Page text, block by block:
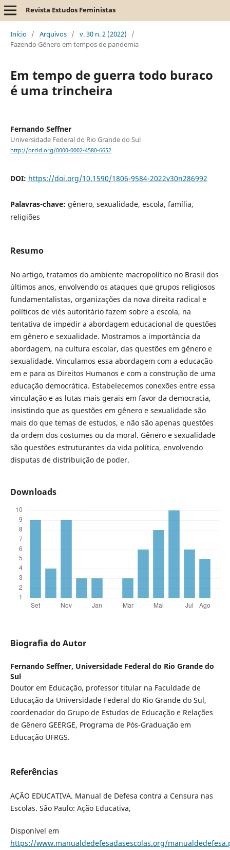
Revista Estudos Feministas
Início / Arquivos / v. 30 n. 2 (2022)
/
Fazendo Gênero em tempos de pandemia
Em tempo de guerra todo buraco
é uma trincheira
Fernando Seffner
Universidade Federal do Rio Grande do Sul
http://orcid.org/0000-0002-4580-6652
DOI: https://doi.org/10.1590/1806-9584-2022v30n286992
Palavras-chave: gênero, sexualidade, escola, família,
religiões
Resumo
No artigo, tratamos do ambiente macropolítico no Brasil dos
últimos anos, envolvendo os ataques que grupos religiosos
fundamentalistas, organizações da nova direita radical e
políticos de viés autoritário fazem sobre a escola, na
tentativa de impedir a abordagem educacional de questões
em gênero e sexualidade. Mostramos a importância da
abordagem, na cultura escolar, das questões em gênero e
sexualidade. Vinculamos essa abordagem com a educação
em e para os Direitos Humanos e com a construção de uma
educação democrática. Estabelecemos conexões entre essa
vinculação e as lutas mais gerais em favor da democracia,
insistindo que as questões em gênero e sexualidade são
mais do que temas de estudos, e não são apenas questões
da ordem dos costumes ou da moral. Gênero e sexualidade
são questões estruturantes da vida política, envolvendo
disputas de distribuição de poder.
Downloads
Biografia do Autor
Fernando Seffner, Universidade Federal do Rio Grande do
Sul
Doutor em Educação, professor titular na Faculdade de
Educação da Universidade Federal do Rio Grande do Sul,
coordenador do Grupo de Estudos de Educação e Relações
de Gênero GEERGE, Programa de Pós-Graduação em
Educação UFRGS.
Referências
AÇÃO EDUCATIVA. Manual de Defesa contra a Censura nas
Escolas. São Paulo: Ação Educativa,
Disponível em
https://www.manualdedefesadasescolas.org/